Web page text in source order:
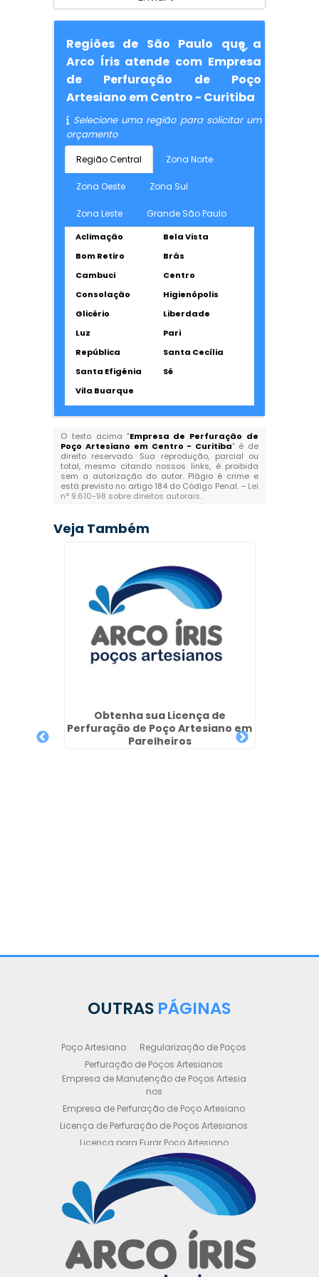
Regiões de São Paulo que a
Arco Íris atende com Empresa
de Perfuração de Poço
Artesiano em Centro - Curitiba
Selecione uma região para solicitar um
orçamento
Região Central Zona Norte
Zona Oeste Zona Sul
Zona Leste Grande São Paulo
Aclimação
Bela Vista
Bom Retiro
Brás
Cambuci
Centro
Consolação
Higienópolis
Glicério
Liberdade
Luz
Pari
República
Santa Cecília
Santa Efigênia
Sé
Vila Buarque
O texto acima "Empresa de Perfuração de
Poço Artesiano em Centro - Curitiba" é de
direito reservado. Sua reprodução, parcial ou
total, mesmo citando nossos links, é proibida
sem a autorização do autor. Plágio é crime e
está previsto no artigo 184 do Código Penal. – Lei
n° 9.610-98 sobre direitos autorais.
Veja Também
Obtenha sua Licença de
Perfuração de Poço Artesiano em
Parelheiros
OUTRAS PÁGINAS
Poço Artesiano
Regularização de Poços
Perfuração de Poços Artesianos
Empresa de Manutenção de Poços Artesia
nos
Empresa de Perfuração de Poço Artesiano
Licença de Perfuração de Poços Artesianos
Licença para Furar Poço Artesiano
Licença para Perfuração de Poço Artesiano
Licença para Poço Semi Artesiano
Manutenção de Poço Semi Artesiano
Manutenção Preventiva de Poços Artesiano
Obtenha sua Licença de Perfuração de Poç
o Artesiano
Orçamento de Poço Semi Artesiano